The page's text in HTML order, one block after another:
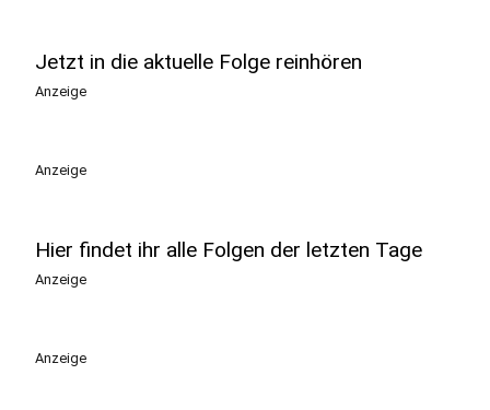
Jetzt in die aktuelle Folge reinhören
Anzeige
Anzeige
Hier findet ihr alle Folgen der letzten Tage
Anzeige
Anzeige